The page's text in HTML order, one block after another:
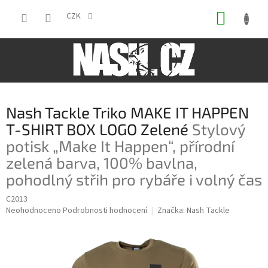
CZK
Nash Tackle Triko MAKE IT HAPPEN
T-SHIRT BOX LOGO Zelené Stylový
potisk „Make It Happen“, přírodní
zelená barva, 100% bavlna,
pohodlný střih pro rybáře i volný čas
C2013
Průměrné
Neohodnoceno Podrobnosti hodnocení Značka: Nash Tackle